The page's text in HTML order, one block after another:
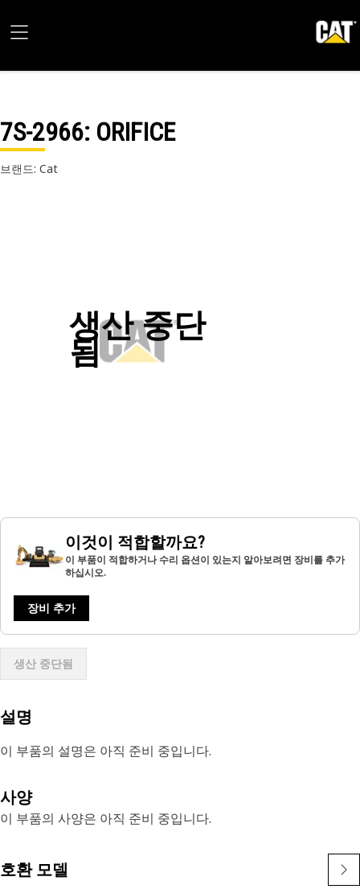
7S-2966: ORIFICE
브랜드: Cat
생산 중단
됨
이것이 적합할까요?
이 부품이 적합하거나 수리 옵션이 있는지 알아보려면 장비를 추가
하십시오.
장비 추가
생산 중단됨
설명
이 부품의 설명은 아직 준비 중입니다.
사양
이 부품의 사양은 아직 준비 중입니다.
호환 모델